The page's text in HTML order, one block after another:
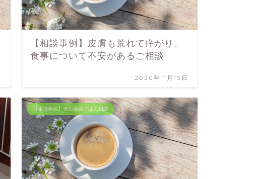
【相談事例】皮膚も荒れて痒がり、
食事について不安があるご相談
2020年11月15日
【相談事例】犬の薬膳ごはん相談